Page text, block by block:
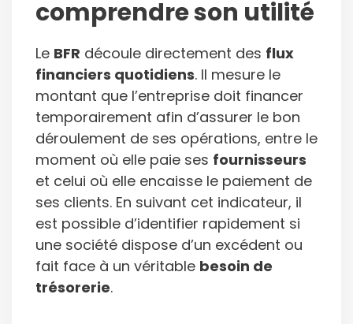
comprendre son utilité
Le BFR découle directement des flux
financiers quotidiens. Il mesure le
montant que l’entreprise doit financer
temporairement afin d’assurer le bon
déroulement de ses opérations, entre le
moment où elle paie ses fournisseurs
et celui où elle encaisse le paiement de
ses clients. En suivant cet indicateur, il
est possible d’identifier rapidement si
une société dispose d’un excédent ou
fait face à un véritable besoin de
trésorerie.